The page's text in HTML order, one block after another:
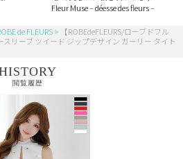
Fleur Muse – déesse des fleurs –
de FLEURS
【ROBEdeFLEURS/ローブドフル
リーブ ツイード ジップデザイン ガーリー タイト
閲覧履歴